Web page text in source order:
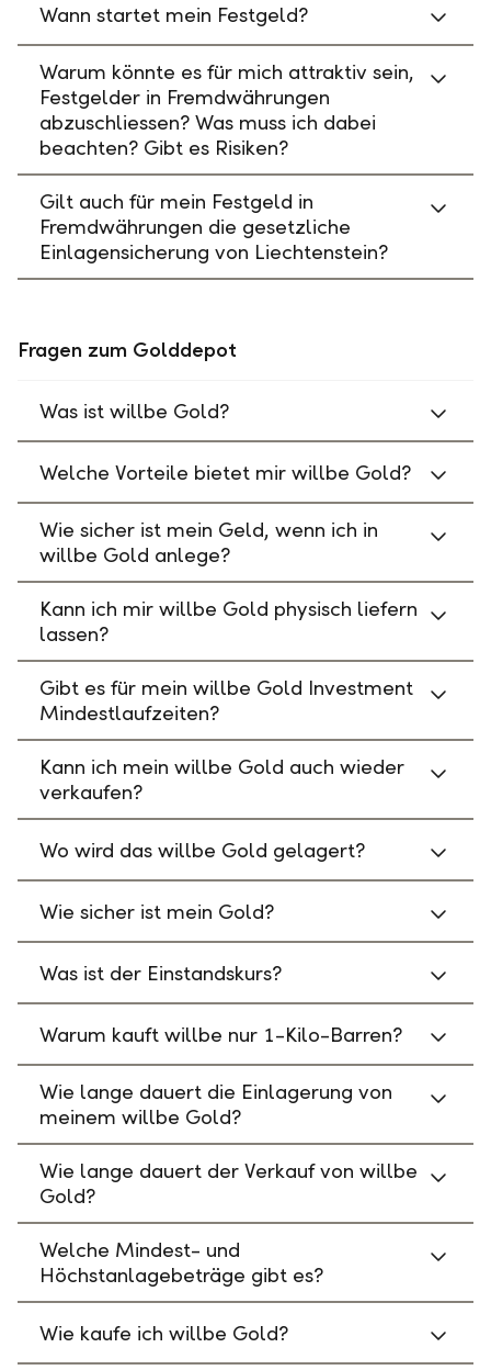
Wann startet mein Festgeld?
Warum könnte es für mich attraktiv sein,
Festgelder in Fremdwährungen
abzuschliessen? Was muss ich dabei
beachten? Gibt es Risiken?
Gilt auch für mein Festgeld in
Fremdwährungen die gesetzliche
Einlagensicherung von Liechtenstein?
Fragen zum Golddepot
Was ist willbe Gold?
Welche Vorteile bietet mir willbe Gold?
Wie sicher ist mein Geld, wenn ich in
willbe Gold anlege?
Kann ich mir willbe Gold physisch liefern
lassen?
Gibt es für mein willbe Gold Investment
Mindestlaufzeiten?
Kann ich mein willbe Gold auch wieder
verkaufen?
Wo wird das willbe Gold gelagert?
Wie sicher ist mein Gold?
Was ist der Einstandskurs?
Warum kauft willbe nur 1-Kilo-Barren?
Wie lange dauert die Einlagerung von
meinem willbe Gold?
Wie lange dauert der Verkauf von willbe
Gold?
Welche Mindest- und
Höchstanlagebeträge gibt es?
Wie kaufe ich willbe Gold?